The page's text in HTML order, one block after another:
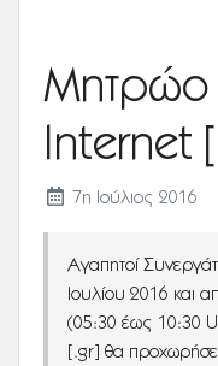
Μητρώο
Internet
7η Ιούλιος 2016
Αγαπητοί
Ιουλίου 2016 και
(05:30 έως 10:30
[.gr] θα